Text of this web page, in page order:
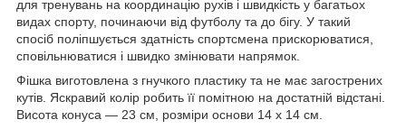
для тренувань на координацію рухів і швидкість у багатьох
видах спорту, починаючи від футболу та до бігу. У такий
спосіб поліпшується здатність спортсмена прискорюватися,
сповільнюватися і швидко змінювати напрямок.
Фішка виготовлена з гнучкого пластику та не має загострених
кутів. Яскравий колір робить її помітною на достатній відстані.
Висота конуса — 23 см , розміри основи 14 x 14 см